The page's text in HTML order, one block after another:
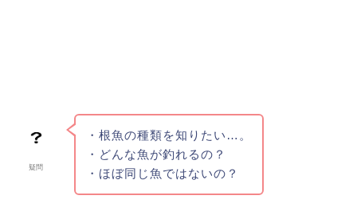
疑問
・根魚の種類を知りたい…。
・どんな魚が釣れるの？
・ほぼ同じ魚ではないの？